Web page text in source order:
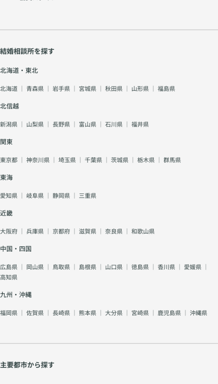
結婚相談所を探す
北海道・東北
北海道 ｜ 青森県 ｜ 岩手県 ｜ 宮城県 ｜ 秋田県 ｜ 山形県 ｜ 福島県
北信越
新潟県 ｜ 山梨県 ｜ 長野県 ｜ 富山県 ｜ 石川県 ｜ 福井県
関東
東京都 ｜ 神奈川県 ｜ 埼玉県 ｜ 千葉県 ｜ 茨城県 ｜ 栃木県 ｜ 群馬県
東海
愛知県 ｜ 岐阜県 ｜ 静岡県 ｜ 三重県
近畿
大阪府 ｜ 兵庫県 ｜ 京都府 ｜ 滋賀県 ｜ 奈良県 ｜ 和歌山県
中国・四国
広島県 ｜ 岡山県 ｜ 鳥取県 ｜ 島根県 ｜ 山口県 ｜ 徳島県 ｜ 香川県 ｜ 愛媛県 ｜
高知県
九州・沖縄
福岡県 ｜ 佐賀県 ｜ 長崎県 ｜ 熊本県 ｜ 大分県 ｜ 宮崎県 ｜ 鹿児島県 ｜ 沖縄県
主要都市から探す